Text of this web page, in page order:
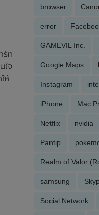
ร์ท
ใจ
ห้
browser
error
GAMEVIL Inc.
Google Maps
Instagram
iPhone Mac
Netflix nvidia
Pantip
Realm of Valor
samsung
Social Network